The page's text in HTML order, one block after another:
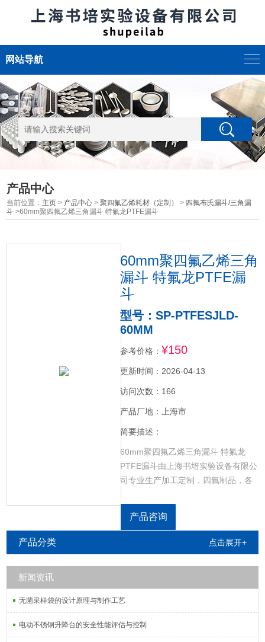
网站导航
产品中心
当前位置： 主页 > 产品中心 >聚四氟乙烯耗材（定制） > 四氟布氏漏斗/三角漏
斗 >60mm聚四氟乙烯三角漏斗 特氟龙PTFE漏斗
60mm聚四氟乙烯三角
漏斗 特氟龙PTFE漏
斗
型号：SP-PTFESJLD-
60MM
参考价格： ¥150
更新时间：2026-04-13
访问次数：166
产品厂地：上海市
简要描述：
60mm聚四氟乙烯三角漏斗 特氟龙
PTFE漏斗由上海书培实验设备有限公
司专业生产加工定制，四氟制品，各
烯坩埚，聚四氟乙烯烧杯，聚四氟乙
烯搅拌桨，聚四氟乙烯容量瓶，聚四
氟乙烯三口烧杯以及各种聚四氟乙烯
高校、科研机构、航空、电子等领
产品咨询
产品分类 点击展开+
新闻资讯
无菌采样袋的设计原理与制作工艺
电动不锈钢升降台的安全性能评估与控制